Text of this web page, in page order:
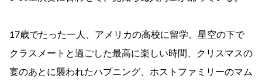
17歳でたった一人、アメリカの高校に留学。星空の下で
クラスメートと過ごした最高に楽しい時間、クリスマスの
宴のあとに襲われたハプニング、ホストファミリーのマム